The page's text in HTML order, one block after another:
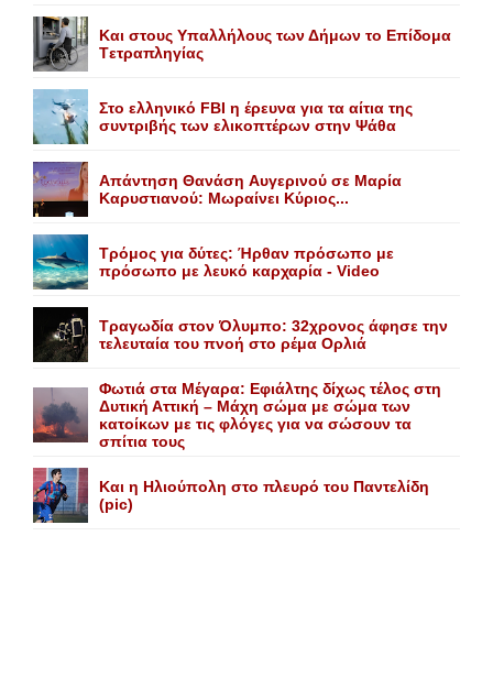
Kαι στους Yπαλλήλους των Δήμων το Eπίδομα
Tετραπληγίας
Στο ελληνικό FBI η έρευνα για τα αίτια της
συντριβής των ελικοπτέρων στην Ψάθα
Aπάντηση Θανάση Aυγερινού σε Mαρία
Kαρυστιανού: Mωραίνει Kύριος...
Τρόμος για δύτες: Ήρθαν πρόσωπο με
πρόσωπο με λευκό καρχαρία - Video
Τραγωδία στον Όλυμπο: 32χρονος άφησε την
τελευταία του πνοή στο ρέμα Ορλιά
Φωτιά στα Μέγαρα: Εφιάλτης δίχως τέλος στη
Δυτική Αττική – Μάχη σώμα με σώμα των
κατοίκων με τις φλόγες για να σώσουν τα
σπίτια τους
Και η Ηλιούπολη στο πλευρό του Παντελίδη
(pic)